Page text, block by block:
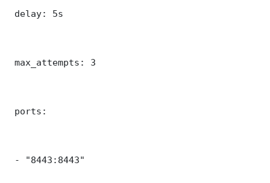
delay: 5s
max_attempts: 3
ports:
- "8443:8443"